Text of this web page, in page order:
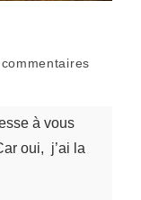
commentaires
à vous
oui, j’ai la